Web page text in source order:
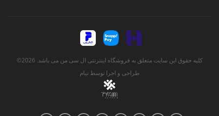
کلیه حقوق این سایت متعلق به فروشگاه اینترنتی ال سی من می باشد. 2026©
طراحی و اجرا توسطتیام